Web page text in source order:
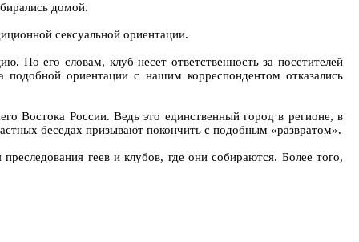
домой.
сексуальной ориентации.
По его словам, клуб несет ответственность за посетителей
ориентации с нашим корреспондентом отказались
Востока России. Ведь это единственный город в регионе, в
беседах призывают покончить с подобным «развратом».
геев и клубов, где они собираются. Более того,